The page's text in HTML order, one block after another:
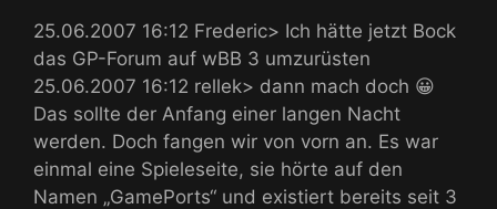
25.06.2007 16:12 Frederic> Ich hätte jetzt Bock
das GP-Forum auf wBB 3 umzurüsten
25.06.2007 16:12 rellek> dann mach doch 😀
Das sollte der Anfang einer langen Nacht
werden. Doch fangen wir von vorn an. Es war
einmal eine Spieleseite, sie hörte auf den
Namen „GamePorts“ und existiert bereits seit 3